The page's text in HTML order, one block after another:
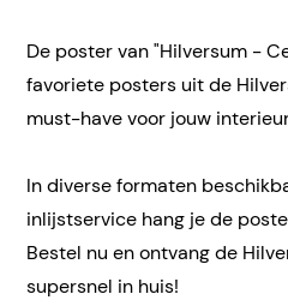
De poster van "Hilversum -
favoriete posters uit de
must-have voor jouw
In diverse formaten
inlijstservice hang je de
Bestel nu en ontvang de
supersnel in huis!